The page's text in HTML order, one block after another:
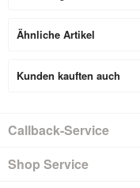
Ähnliche Artikel
Kunden kauften auch
Callback-Service
Shop Service